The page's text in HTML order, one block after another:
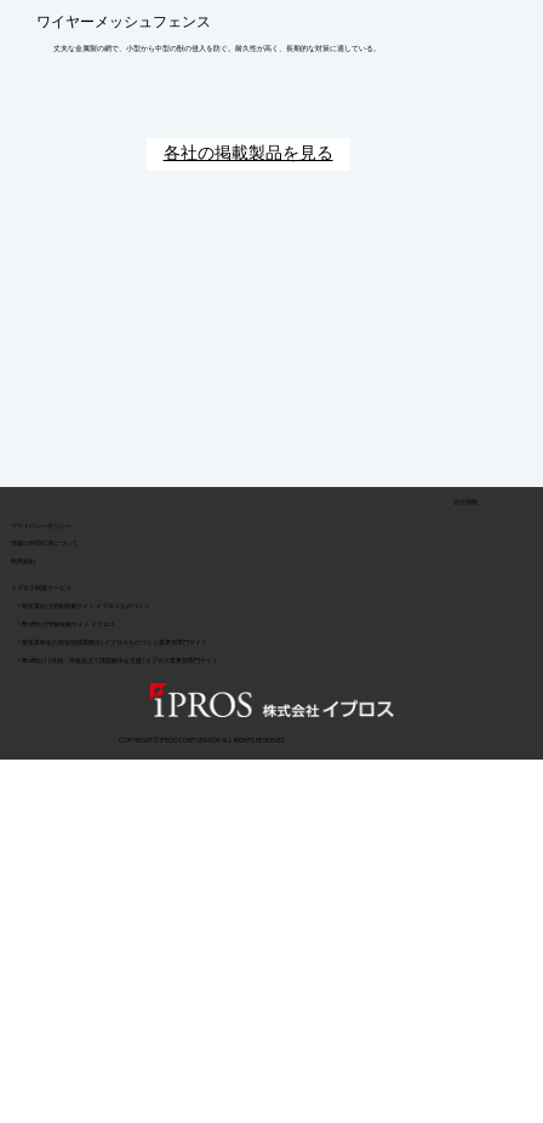
ワイヤーメッシュフェンス
丈夫な金属製の網で、小型から中型の獣の侵入を防ぐ。耐久性が高く、長期的な対策に適している。
各社の掲載製品を見る
​情報の外部伝達について
会社情報
COPYRIGHT © IPROS CORPORATION ALL RIGHTS RESERVED
> 製造業特化の用途別課題解決 | イプロスものづくり業界別専門サイト
> BtoB向け情報検索サイト イプロス
> BtoB向け | 目的・用途起点で課題解決を支援 | イプロス業界別専門サイト
> 製造業向け情報検索サイト イプロスものづくり
イプロス関連サービス